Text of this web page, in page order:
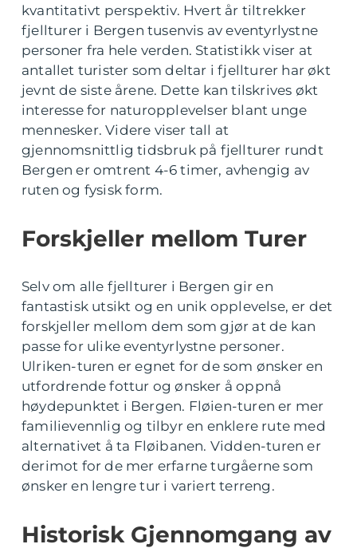
kvantitativt perspektiv. Hvert år tiltrekker
fjellturer i Bergen tusenvis av eventyrlystne
personer fra hele verden. Statistikk viser at
antallet turister som deltar i fjellturer har økt
jevnt de siste årene. Dette kan tilskrives økt
interesse for naturopplevelser blant unge
mennesker. Videre viser tall at
gjennomsnittlig tidsbruk på fjellturer rundt
Bergen er omtrent 4-6 timer, avhengig av
ruten og fysisk form.
Forskjeller mellom Turer
Selv om alle fjellturer i Bergen gir en
fantastisk utsikt og en unik opplevelse, er det
forskjeller mellom dem som gjør at de kan
passe for ulike eventyrlystne personer.
Ulriken-turen er egnet for de som ønsker en
utfordrende fottur og ønsker å oppnå
høydepunktet i Bergen. Fløien-turen er mer
familievennlig og tilbyr en enklere rute med
alternativet å ta Fløibanen. Vidden-turen er
derimot for de mer erfarne turgåerne som
ønsker en lengre tur i variert terreng.
Historisk Gjennomgang av